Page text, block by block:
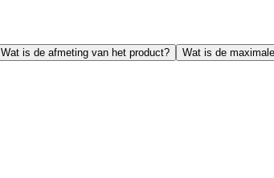
Wat is de afmeting van het product? Wat is de